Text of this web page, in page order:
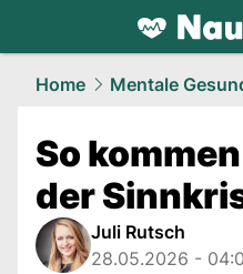
health.NAU.ch
Home Mentale
So
der
Juli Rutsch
28.05.2026 -